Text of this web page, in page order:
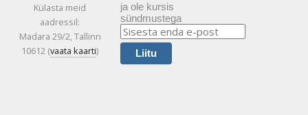
Külasta meid
aadressil:
Madara 29/2, Tallinn
10612 (vaata kaarti)
ja ole kursis
sündmustega